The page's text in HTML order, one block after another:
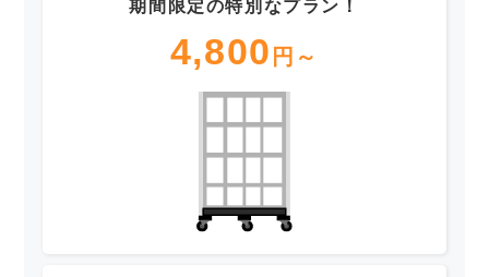
期間限定の特別なプラン！
4,800 円～